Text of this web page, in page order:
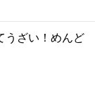
うざい！めんど